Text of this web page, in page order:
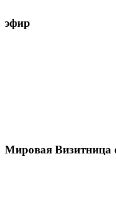
эфир
Мировая Визитница